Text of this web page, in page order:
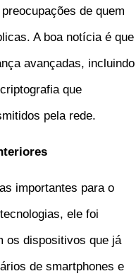
de quem
A boa notícia é que
avançadas, incluindo
que
pela rede.
importantes para o
ele foi
os dispositivos que já
de smartphones e